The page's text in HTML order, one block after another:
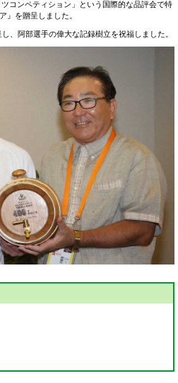
コンペティション」という国際的な品評会で特
』を贈呈しました。
、阿部選手の偉大な記録樹立を祝福しました。